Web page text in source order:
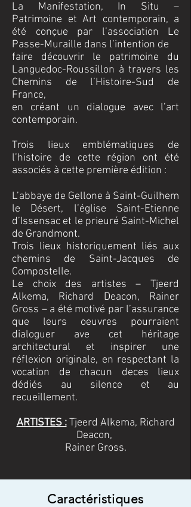
La Manifestation, In Situ –
Patrimoine et Art contemporain, a
été conçue par l’association Le
Passe-Muraille dans l’intention de
faire découvrir le patrimoine du
Languedoc-Roussillon à travers les
Chemins de l’Histoire-Sud de
France,
en créant un dialogue avec l’art
contemporain.
Trois lieux emblématiques de
l’histoire de cette région ont été
associés à cette première édition :
L’abbaye de Gellone à Saint-Guilhem
le Désert, l’église Saint-Etienne
d’Issensac et le prieuré Saint-Michel
de Grandmont.
Trois lieux historiquement liés aux
chemins de Saint-Jacques de
Compostelle.
Le choix des artistes – Tjeerd
Alkema, Richard Deacon, Rainer
Gross – a été motivé par l’assurance
que leurs oeuvres pourraient
dialoguer ave cet héritage
architectural et inspirer une
réflexion originale, en respectant la
vocation de chacun deces lieux
dédiés au silence et au
recueillement.
ARTISTES :Tjeerd Alkema, Richard
Deacon,
Rainer Gross.
Caractéristiques